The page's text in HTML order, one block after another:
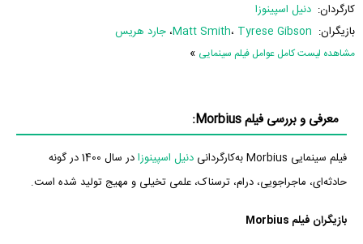
کارگردان: دنیل اسپینوزا
بازیگران:
Matt Smith، Tyrese Gibson ، جارد هریس
مشاهده لیست کامل عوامل فیلم سینمایی »
معرفی و بررسی فیلم Morbius:
فیلم سینمایی Morbius به‌کارگردانی دنیل اسپینوزا
در سال 1400 در گونه
حادثه‌ای، ماجراجویی، درام، ترسناک، علمی تخیلی و مهیج تولید شده است.
بازیگران فیلم Morbius